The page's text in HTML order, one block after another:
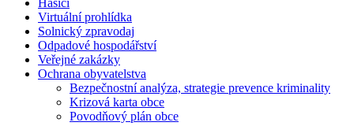
Hasiči
Virtuální prohlídka
Solnický zpravodaj
Odpadové hospodářství
Veřejné zakázky
Ochrana obyvatelstva
Bezpečnostní analýza, strategie prevence kriminality
Krizová karta obce
Povodňový plán obce